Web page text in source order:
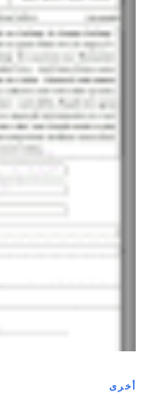
أخرى